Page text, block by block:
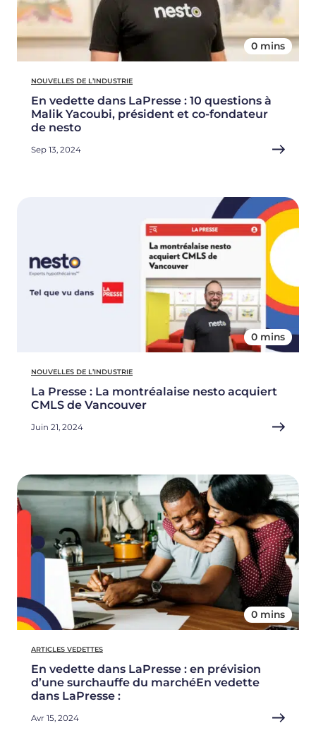
0 mins
NOUVELLES DE L’INDUSTRIE
En vedette dans LaPresse : 10 questions à
Malik Yacoubi, président et co-fondateur
de nesto
Sep 13, 2024
0 mins
NOUVELLES DE L’INDUSTRIE
La Presse : La montréalaise nesto acquiert
CMLS de Vancouver
Juin 21, 2024
0 mins
ARTICLES VEDETTES
En vedette dans LaPresse : en prévision
d’une surchauffe du marchéEn vedette
dans LaPresse :
Avr 15, 2024